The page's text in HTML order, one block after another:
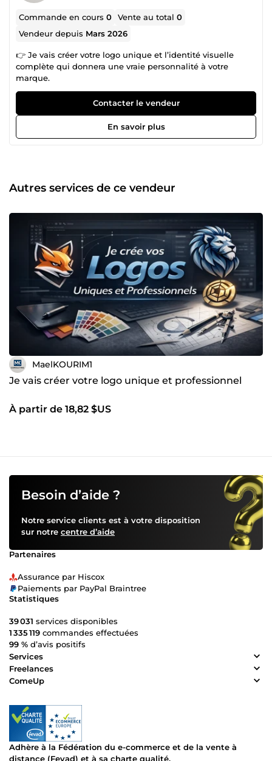
Commande en cours0 Vente au total0
Vendeur depuis Mars 2026
👉 Je vais créer votre logo unique et l’identité visuelle
complète qui donnera une vraie personnalité à votre
marque.
Contacter le vendeur
En savoir plus
Autres services de ce vendeur
MaelKOURIM1
Je vais créer votre logo unique et professionnel
À partir de 18,82 $US
Besoin d’aide ?
Notre service clients est à votre disposition
sur notre centre d’aide
Partenaires
Assurance par Hiscox
Paiements par PayPal Braintree
Statistiques
39 031 services disponibles
1 335 119 commandes effectuées
99 % d’avis positifs
Services
Freelances
ComeUp
Adhère à la Fédération du e-commerce et de la vente à
distance (Fevad) et à sa charte qualité.